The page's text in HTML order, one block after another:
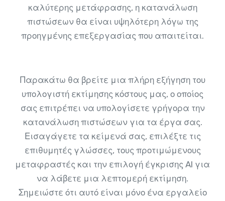
καλύτερης μετάφρασης, η κατανάλωση
πιστώσεων θα είναι υψηλότερη λόγω της
προηγμένης επεξεργασίας που απαιτείται.
Παρακάτω θα βρείτε μια πλήρη εξήγηση του
υπολογιστή εκτίμησης κόστους μας, ο οποίος
σας επιτρέπει να υπολογίσετε γρήγορα την
κατανάλωση πιστώσεων για τα έργα σας.
Εισαγάγετε τα κείμενά σας, επιλέξτε τις
επιθυμητές γλώσσες, τους προτιμώμενους
μεταφραστές και την επιλογή έγκρισης AI για
να λάβετε μια λεπτομερή εκτίμηση.
Σημειώστε ότι αυτό είναι μόνο ένα εργαλείο